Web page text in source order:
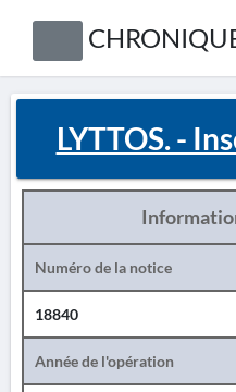
LYTTOS. -
Numéro de la notice
18840
Année de l'opération